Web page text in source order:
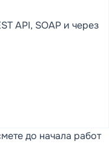
API, SOAP и через
до начала работ